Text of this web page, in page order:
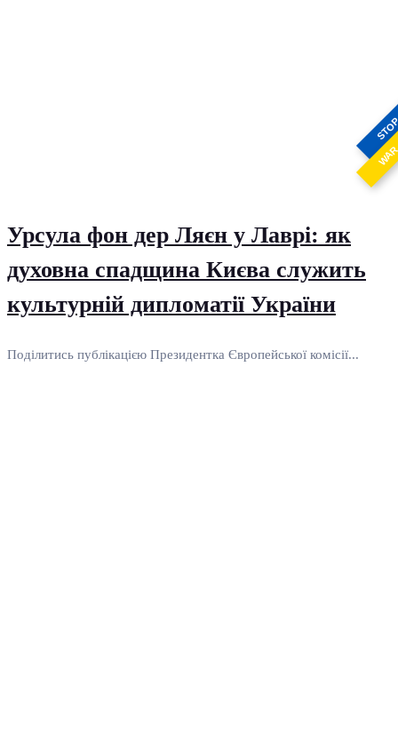
Урсула фон дер Ляєн у Лаврі: як
духовна спадщина Києва служить
культурній дипломатії України
Поділитись публікацією Президентка Європейської комісії...